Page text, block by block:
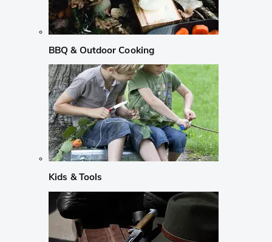
BBQ & Outdoor Cooking
Kids & Tools